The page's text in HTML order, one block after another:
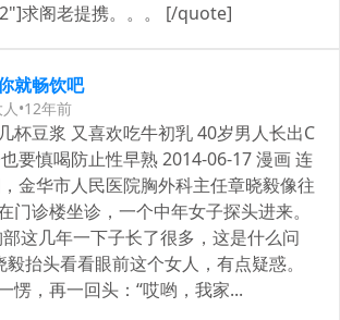
求阁老提携。。。 [/quote]
就畅饮吧
•12年前
杯豆浆 又喜欢吃牛初乳 40岁男人长出C
要慎喝防止性早熟 2014-06-17 漫画 连
金华市人民医院胸外科主任章晓毅像往
门诊楼坐诊，一个中年女子探头进来。
这几年一下子长了很多，这是什么问
毅抬头看看眼前这个女人，有点疑惑。
愣，再一回头：“哎哟，我家...